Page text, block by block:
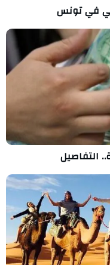
في تونس
التفاصيل